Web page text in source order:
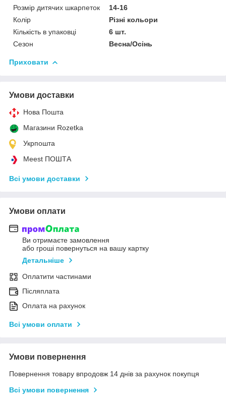
Розмір дитячих шкарпеток
14-16
Колір
Різні кольори
Кількість в упаковці
6 шт.
Сезон
Весна/Осінь
Приховати
Умови доставки
Нова Пошта
Магазини Rozetka
Укрпошта
Meest ПОШТА
Всі умови доставки
Умови оплати
Ви отримаєте замовлення
або гроші повернуться на вашу картку
Детальніше
Оплатити частинами
Післяплата
Оплата на рахунок
Всі умови оплати
Умови повернення
Повернення товару впродовж 14 днів за рахунок покупця
Всі умови повернення